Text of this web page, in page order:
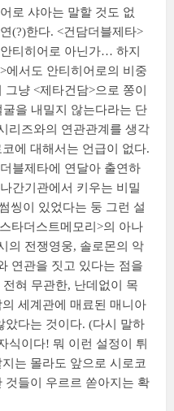
로 샤아는 말할 것도 없
(?)한다. <건담더블제타>
티히어로 아닌가… 하지
에서도 안티히어로의 비중
냥 <제타건담>으로 쫑이
을 내밀지 않는다라는 단
리즈와의 연관관계를 생각
에 대해서는 언급이 없다.
블제타에 연달아 출연하
간기관에서 키우는 비밀
씽이 있었다는 둥 그런 설
타더스트메모리>의 아나
의 전쟁영웅, 솔로몬의 악
연관을 짓고 있다는 점을
혀 무관한, 난데없이 목
세계관에 매료된 매니아
았다는 것이다. (다시 말하
식이다! 뭐 이런 설정이 튀
는 몰라도 앞으로 시로코
것들이 우르르 쏟아지는 확